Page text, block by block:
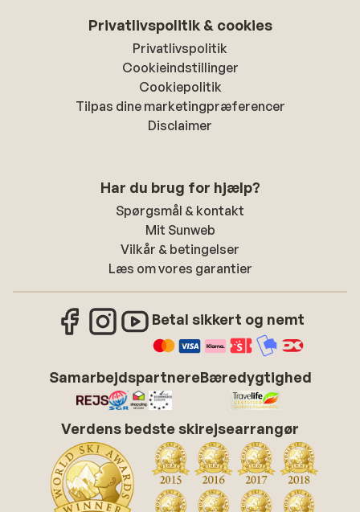
Privatlivspolitik & cookies
Privatlivspolitik
Cookieindstillinger
Cookiepolitik
Tilpas dine marketingpræferencer
Disclaimer
Har du brug for hjælp?
Spørgsmål & kontakt
Mit Sunweb
Vilkår & betingelser
Læs om vores garantier
Betal sikkert og nemt
SamarbejdspartnereBæredygtighed
Verdens bedste skirejsearrangør